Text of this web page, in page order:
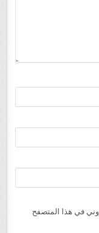
في هذا المتصفح